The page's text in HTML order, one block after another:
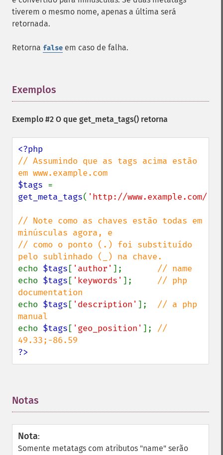
tiverem o mesmo nome, apenas a última será
retornada.
Retorna false em caso de falha.
Exemplos
Exemplo #2 O que get_meta_tags() retorna
// Assumindo que as tags acima estão
$tags
get_meta_tags( 'http://www.example.com/'
// Note como as chaves estão todas em
minúsculas agora, e
// como o ponto (.) foi substituído
echo $tags [ 'author' ];
echo $tags [ 'keywords' ]; // php
echo $tags [ 'description' ]; // a php
echo $tags [ 'geo_position' ]; //
?>
Notas
Nota:
Somente metatags com atributos "name" serão